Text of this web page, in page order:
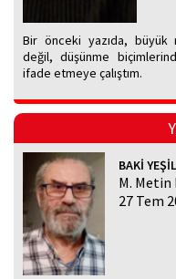
Bir önceki yazıda, büyük
değil, düşünme
ifade etmeye çalıştım.
BAKİ
M. Metin
27 Tem